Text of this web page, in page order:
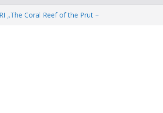
„The Coral Reef of the Prut –
plin de oportunități începe!
oameni, emoții și clipe de